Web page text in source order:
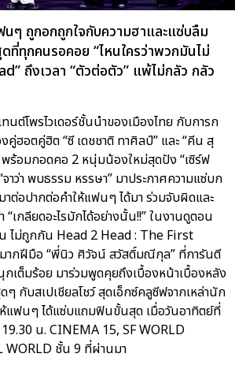
ๆ ถูกอกถูกใจกับความฮาและแซ่บลืม
ที่ทุกคนรอคอย “ไหนใครว่าพวกมันไม่
ถึงเวลา “ตัวต่อตัว” แพ้ไม่กลัว กลัว
นต์โพรไวเดอร์ชั้นนำของเมืองไทย กับการก
ฮอตคู่ฮิต “ซี เดชชาติ ทาศิลป์” และ “คีน สุ
ร้อมกอดคอ 2 หนุ่มน้องใหม่สุดปัง “เซิร์ฟ
าว่า พบธรรม หรรษา” มาประกาศความแซ่บก
าต่อปากต่อคำให้แฟนๆ ได้มา ร่วมจับผิดและ
เกลียดอะไรมักได้อย่างนั้น!!” ในงานดูตอน
ไม่ถูกกัน Head 2 Head : The First
ากฝีมือ “พี่นิว ศิวัจน์ สวัสดิ์มณีกุล” ที่การันตี
เต็มร้อย มาร่วมพูดคุยถึงเบื้องหน้าเบื้องหลัง
ๆ กับสเปเชียลโชว์ สุดเอ็กซ์คลูซีฟจากเหล่านัก
แฟนๆ ได้แซ่บแถมฟินขั้นสุด เมื่อวันอาทิตย์ที่
น. CINEMA 15, SF WORLD
WORLD ชั้น 9 ที่ผ่านมา